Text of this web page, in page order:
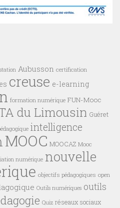
Aubusson certification
creuse e-learning
formation numérique FUN-Mooc
du Limousin Guéret
intelligence
MOOC MOOCAZ Mooc
numérique nouvelle
objectifs pédagogiques open
Outils numériques outils
Quiz réseaux sociaux